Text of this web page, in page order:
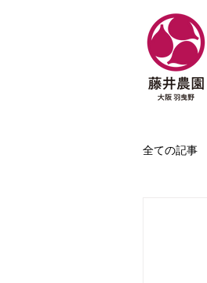
全ての記事